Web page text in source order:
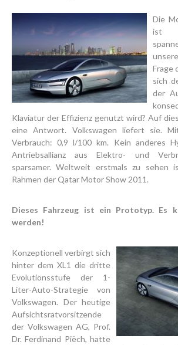
Die
ist
Frage
sich
der
Klaviatur der Effizienz genutzt wird? Auf
eine Antwort. Volkswagen liefert sie.
Verbrauch: 0,9 l/100 km. Kein anderes
Antriebsallianz aus Elektro- und
sparsamer. Weltweit erstmals zu sehen
Rahmen der Qatar Motor Show 2011.
Dieses Fahrzeug ist ein Prototyp. Es
werden!
Konzeptionell verbirgt sich
hinter dem XL1 die dritte
Evolutionsstufe der 1-
Liter-Auto-Strategie von
Volkswagen. Der heutige
Aufsichtsratvorsitzende
der Volkswagen AG, Prof.
Dr. Ferdinand Piëch, hatte